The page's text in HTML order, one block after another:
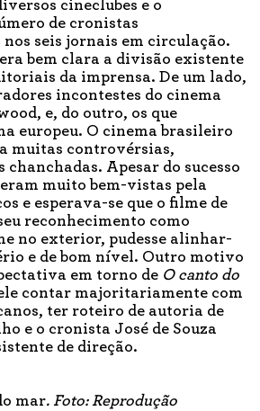
cineclubes e o
de cronistas
seis jornais em circulação.
bem clara a divisão existente
da imprensa. De um lado,
incontestes do cinema
e, do outro, os que
europeu. O cinema brasileiro
muitas controvérsias,
Apesar do sucesso
muito bem-vistas pela
e esperava-se que o filme de
reconhecimento como
no exterior, pudesse alinhar-
e de bom nível. Outro motivo
em torno de O canto do
contar majoritariamente com
ter roteiro de autoria de
e o cronista José de Souza
de direção.
mar. Foto: Reprodução